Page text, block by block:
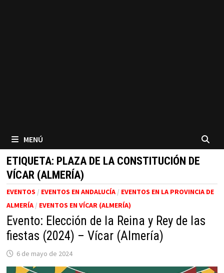
MENÚ
ETIQUETA: PLAZA DE LA CONSTITUCIÓN DE
VÍCAR (ALMERÍA)
EVENTOS / EVENTOS EN ANDALUCÍA/ EVENTOS EN LA PROVINCIA DE
ALMERÍA/ EVENTOS EN VÍCAR (ALMERÍA)
Evento: Elección de la Reina y Rey de las
fiestas (2024) – Vícar (Almería)
6 de mayo de 2024